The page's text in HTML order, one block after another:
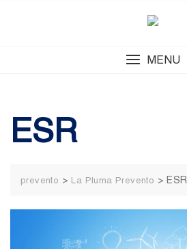
MENU
ESR
prevento > La Pluma Prevento > ESR